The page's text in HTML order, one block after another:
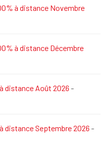
à distance Novembre
à distance Décembre
distance Août 2026 -
distance Septembre 2026 -